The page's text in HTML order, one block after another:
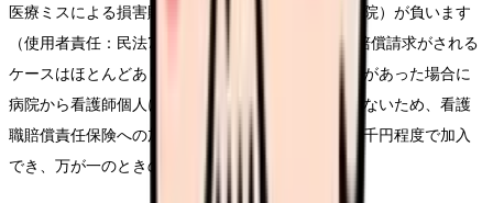
医療ミスによる損害賠償は、原則として使用者（病院）が負います
（使用者責任：民法715条）。個人の看護師に直接賠償請求がされる
ケースはほとんどありません。ただし、重大な過失があった場合に
病院から看護師個人に求償される可能性はゼロではないため、看護
職賠償責任保険への加入をおすすめします。年間数千円程度で加入
でき、万が一のときの安心材料になります。